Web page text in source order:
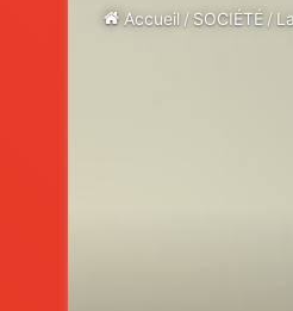
Accueil / SOCIÉTÉ /